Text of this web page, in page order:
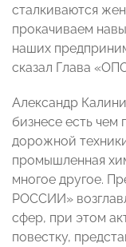
сталкиваются
прокачиваем
наших
сказал Глава
Александр
бизнесе есть чем
дорожной
промышленная
многое другое.
РОССИИ»
сфер, при этом
повестку,